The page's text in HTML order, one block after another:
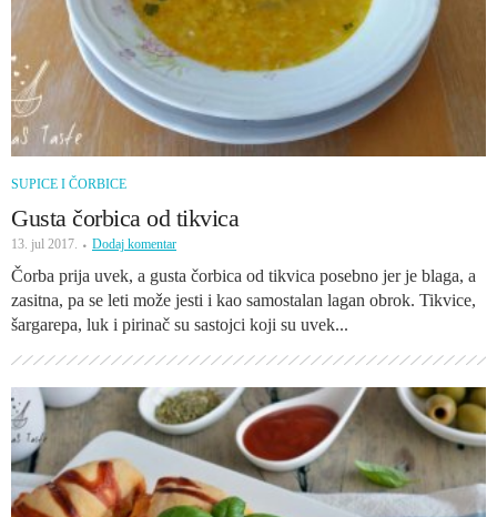
SUPICE I ČORBICE
Gusta čorbica od tikvica
13. jul 2017. Dodaj komentar
Čorba prija uvek, a gusta čorbica od tikvica posebno jer je blaga, a
zasitna, pa se leti može jesti i kao samostalan lagan obrok. Tikvice,
šargarepa, luk i pirinač su sastojci koji su uvek...